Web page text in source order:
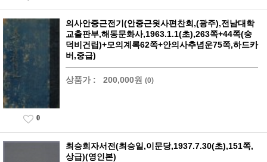
의사안중근전기(안중근읫사편찬회,(광주),전남대학
교출판부,해동문화사,1963.1.1(초),263쪽+44쪽(숭
덕비건립)+모의계록62쪽+안의사추념운75쪽,하드카
버,중급)
상품가 : 200,000원 (0)
0
최승희자서전(최승일,이문당,1937.7.30(초),151쪽,
상급)(영인본)